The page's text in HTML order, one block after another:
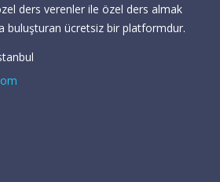
ders verenler ile özel ders almak
buluşturan ücretsiz bir platformdur.